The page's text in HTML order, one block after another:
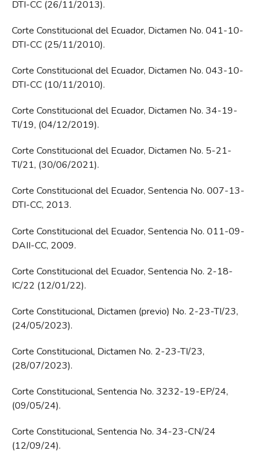
DTI-CC (26/11/2013).
Corte Constitucional del Ecuador, Dictamen No. 041-10-
DTI-CC (25/11/2010).
Corte Constitucional del Ecuador, Dictamen No. 043-10-
DTI-CC (10/11/2010).
Corte Constitucional del Ecuador, Dictamen No. 34-19-
TI/19, (04/12/2019).
Corte Constitucional del Ecuador, Dictamen No. 5-21-
TI/21, (30/06/2021).
Corte Constitucional del Ecuador, Sentencia No. 007-13-
DTI-CC, 2013.
Corte Constitucional del Ecuador, Sentencia No. 011-09-
DAII-CC, 2009.
Corte Constitucional del Ecuador, Sentencia No. 2-18-
IC/22 (12/01/22).
Corte Constitucional, Dictamen (previo) No. 2-23-TI/23,
(24/05/2023).
Corte Constitucional, Dictamen No. 2-23-TI/23,
(28/07/2023).
Corte Constitucional, Sentencia No. 3232-19-EP/24,
(09/05/24).
Corte Constitucional, Sentencia No. 34-23-CN/24
(12/09/24).